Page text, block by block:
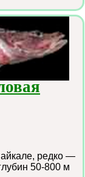
редко —
50-800 м